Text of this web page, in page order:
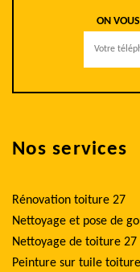
ON
Nos services
Rénovation toiture 27
Nettoyage et pose de
Nettoyage de toiture 27
Peinture sur tuile